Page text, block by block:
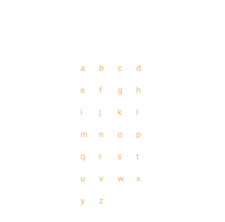
a b c d
e f g h
i j k l
m n o p
q r s t
u v w x
y z